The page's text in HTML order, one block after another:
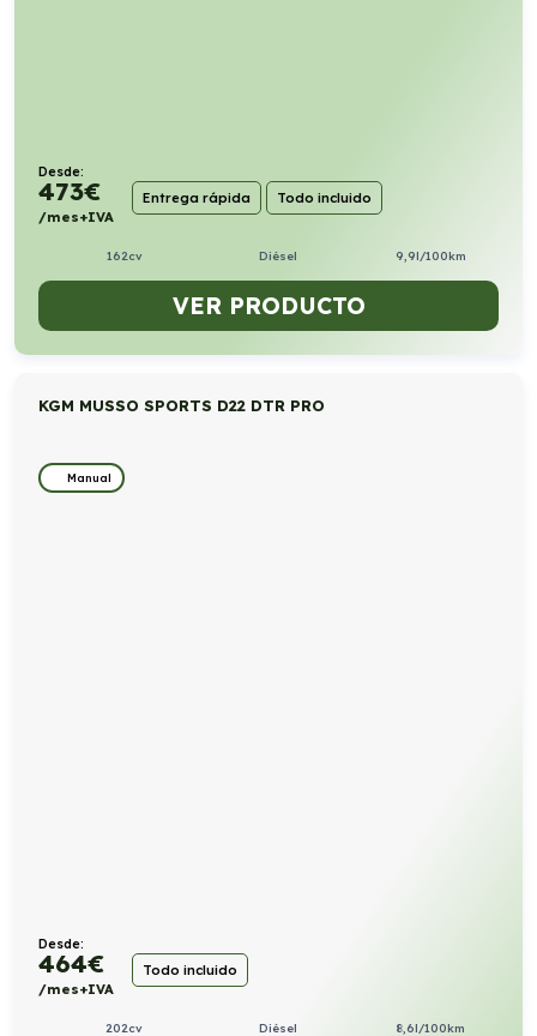
Desde:
473€
/mes+IVA
Entrega rápida Todo incluido
162cv Diésel 9,9l/100km
VER PRODUCTO
KGM MUSSO SPORTS D22 DTR PRO
Manual
Desde:
464€
/mes+IVA
Todo incluido
202cv Diésel 8,6l/100km